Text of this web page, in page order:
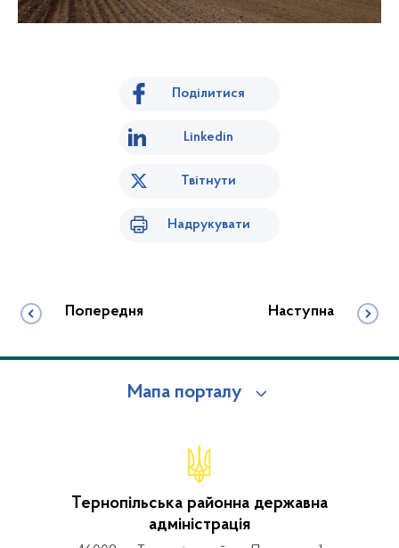
Поділитися
Linkedin
Твітнути
Надрукувати
Попередня Наступна
Мапа порталу
Тернопільська районна державна
адміністрація